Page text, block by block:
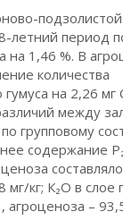
подзолистой
летний период
на 1,46 %. В
количества
на 2,26 мг
между
групповому
содержание
мг/кг; К₂О в слое
–